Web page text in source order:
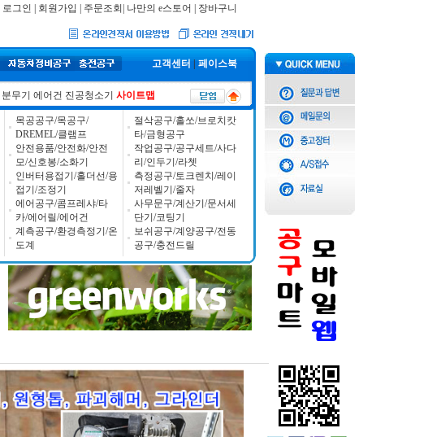
로그인 회원가입 주문조회 나만의 e스토어
장바구니
고객센터 페이스북
분무기 에어건 진공청소기 사이트맵
목공공구/목공구/
DREMEL/클램프
안전용품/안전화/안전
모/신호봉/소화기
인버터용접기/홀더선/용
접기/조정기
에어공구/콤프레샤/타
카/에어릴/에어건
계측공구/환경측정기/온
도계
절삭공구/홀쏘/브로치캇
타/금형공구
작업공구/공구세트/사다
리/인두기/라쳇
측정공구/토크렌치/레이
저레벨기/줄자
사무문구/계산기/문서세
단기/코팅기
보쉬공구/계양공구/전동
공구/충전드릴